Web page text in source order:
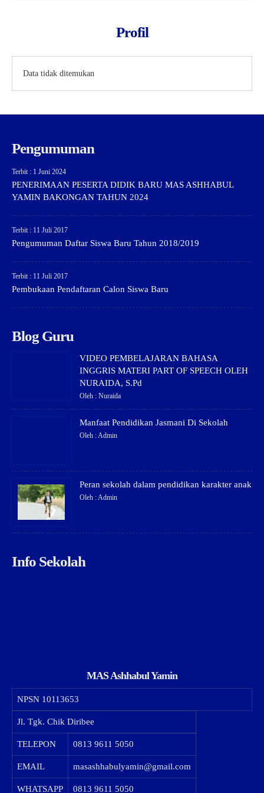
Profil
Data tidak ditemukan
Pengumuman
Terbit : 1 Juni 2024
PENERIMAAN PESERTA DIDIK BARU MAS ASHHABUL
YAMIN BAKONGAN TAHUN 2024
Terbit : 11 Juli 2017
Pengumuman Daftar Siswa Baru Tahun 2018/2019
Terbit : 11 Juli 2017
Pembukaan Pendaftaran Calon Siswa Baru
Blog Guru
VIDEO PEMBELAJARAN BAHASA
INGGRIS MATERI PART OF SPEECH OLEH
NURAIDA, S.Pd
Oleh : Nuraida
Manfaat Pendidikan Jasmani Di Sekolah
Oleh : Admin
Peran sekolah dalam pendidikan karakter anak
Oleh : Admin
Info Sekolah
MAS Ashhabul Yamin
NPSN 10113653
Jl. Tgk. Chik Diribee
TELEPON 0813 9611 5050
EMAIL masashhabulyamin@gmail.com
WHATSAPP 0813 9611 5050